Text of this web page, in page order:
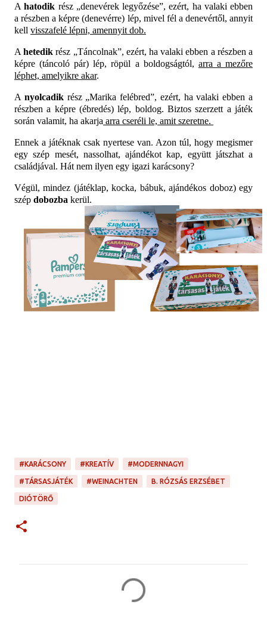
Ahatodik rész „denevérek legyőzése”, ezért, ha valaki ebben
a részben a képre (denevérre) lép, mivel fél a denevértől, annyit
kell visszafelé lépni, amennyit dob.
Ahetedik rész „Táncolnak”, ezért, ha valaki ebben a részben a
képre (táncoló pár) lép, röpül a boldogságtól, arra a mezőre
léphet, amelyikre akar.
A nyolcadikrész „Marika felébred”, ezért, ha valaki ebben a
részben a képre (ébredés) lép, boldog. Biztos szerzett a játék
során valamit, ha akarja arra cseréli le, amit szeretne.
Ennek a játéknak csak nyertese van. Azon túl, hogy megismer
egy szép mesét, nassolhat, ajándékot kap, együtt játszhat a
családjával. Hát nem ilyen egy igazi karácsony?
Végül, mindez (játéklap, kocka, bábuk, ajándékos doboz) egy
szép dobozba kerül.
#KARÁCSONY #KREATÍV #MODERNNAGYI
#TÁRSASJÁTÉK #WEINACHTEN B. RÓZSÁS ERZSÉBET
DIÓTÖRŐ